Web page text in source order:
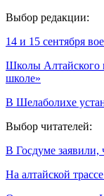
Выбор редакции:
14 и 15 сентября
Школы Алтайского
школе»
В Шелаболихе
Выбор читателей:
В Госдуме
На алтайской